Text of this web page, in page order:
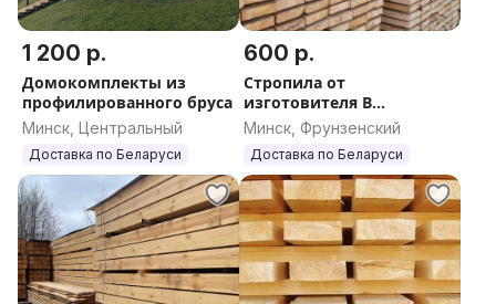
1 200 р.
Домокомплекты из
профилированного бруса
Минск, Центральный
Доставка по Беларуси
600 р.
Стропила от
изготовителя В
НАЛИЧИИ
Минск, Фрунзенский
Доставка по Беларуси